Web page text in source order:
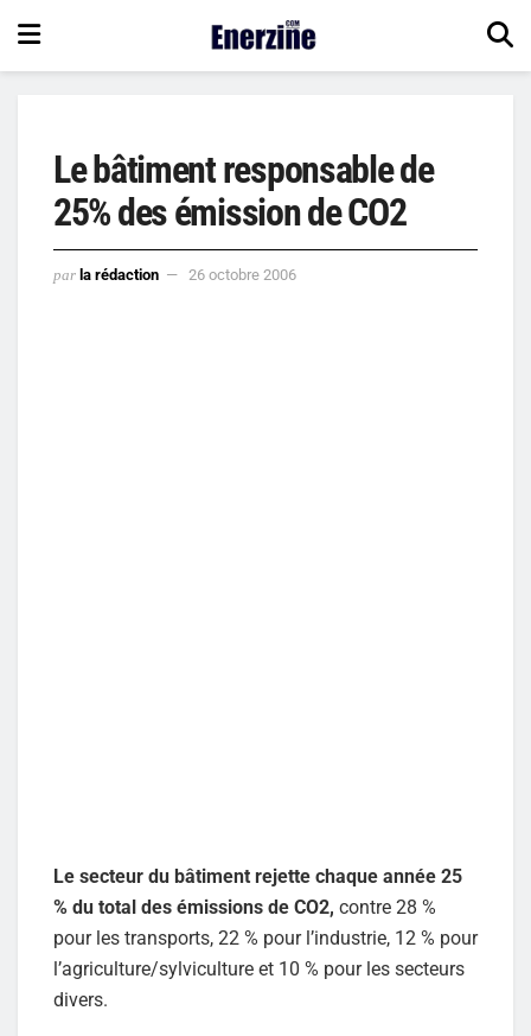
Le bâtiment responsable de
25% des émission de CO2
par la rédaction 26 octobre 2006
Le secteur du bâtiment rejette chaque année 25
% du total des émissions de CO2, contre 28 %
pour les transports, 22 % pour l’industrie, 12 % pour
l’agriculture/sylviculture et 10 % pour les secteurs
divers.